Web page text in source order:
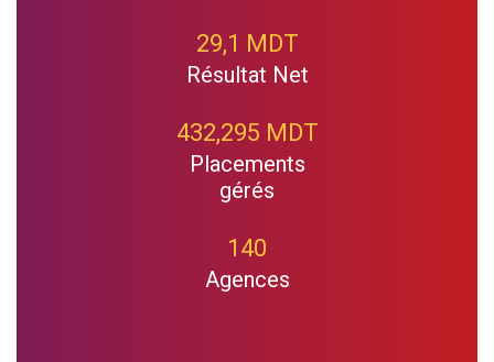
29,1 MDT
Résultat Net
432,295 MDT
Placements
gérés
140
Agences